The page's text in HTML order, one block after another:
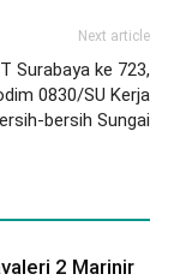
Next article
Surabaya ke 723,
0830/SU Kerja
bersih Sungai
2 Marinir